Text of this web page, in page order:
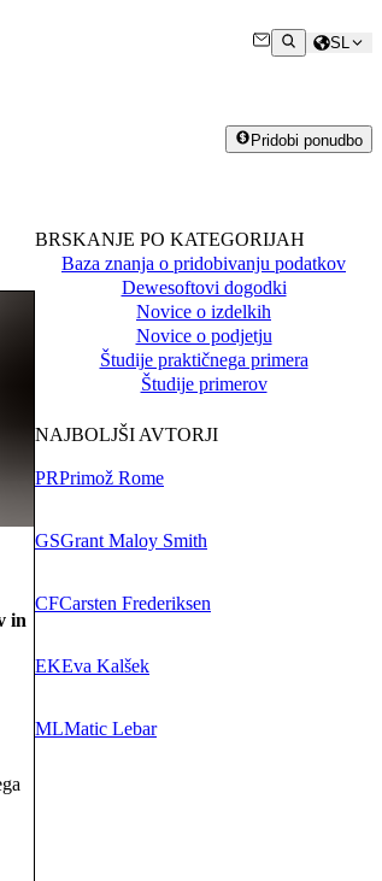
SL
Pridobi ponudbo
BRSKANJE PO KATEGORIJAH
Baza znanja o pridobivanju podatkov
Dewesoftovi dogodki
Novice o izdelkih
Novice o podjetju
Študije praktičnega primera
Študije primerov
NAJBOLJŠI AVTORJI
PRPrimož Rome
GSGrant Maloy Smith
CFCarsten Frederiksen
EKEva Kalšek
MLMatic Lebar
in